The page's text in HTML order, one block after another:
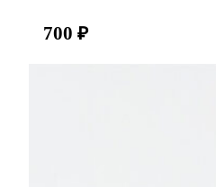
700 ₽